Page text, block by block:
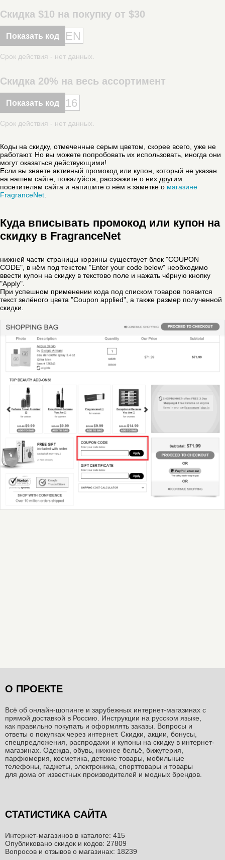
Скидка $10 на покупку от $30
Показать код EN
Срок действия - нет данных.
Скидка 20% на весь ассортимент
Показать код 16
Срок действия - нет данных.
Коды на скидку, отмеченные серым цветом, скорее всего, уже не
работают. Но вы можете попробовать их использовать, иногда они
могут оказаться действующими!
Если вы знаете активный промокод или купон, который не указан
на нашем сайте, пожалуйста, расскажите о них другим
посетителям сайта и напишите о нём в заметке о магазине
FragranceNet
Куда вписывать промокод или купон на
скидку в FragranceNet
нижней части страницы корзины существует блок "COUPON
CODE", в нём под текстом "Enter your code below" необходимо
ввести купон на скидку в текстово поле и нажать чёрную кнопку
"Apply".
При успешном применении кода под списком товаров появится
текст зелёного цвета "Coupon applied", а также размер полученной
скидки.
О ПРОЕКТЕ
Всё об онлайн-шопинге и зарубежных интернет-магазинах c
прямой доставкой в Россию. Инструкции на русском языке,
как правильно покупать и оформлять заказы. Вопросы и
ответы о покупках через интернет. Скидки, акции, бонусы,
спецпредложения, распродажи и купоны на скидку в интернет-
магазинах. Одежда, обувь, нижнее бельё, бижутерия,
парфюмерия, косметика, детские товары, мобильные
телефоны, гаджеты, электроника, спорттовары и товары
для дома от известных производителей и модных брендов.
СТАТИСТИКА САЙТА
Интернет-магазинов в каталоге: 415
Опубликовано скидок и кодов: 27809
Вопросов и отзывов о магазинах: 18239